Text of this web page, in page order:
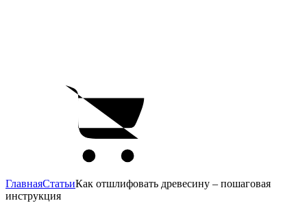
ГлавнаяСтатьиКак отшлифовать древесину – пошаговая
инструкция